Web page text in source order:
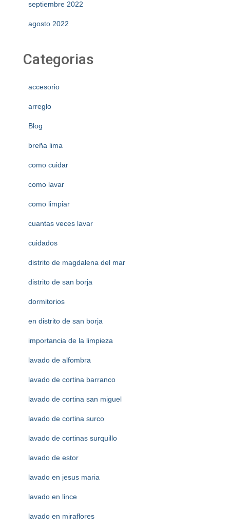
septiembre 2022
agosto 2022
Categorias
accesorio
arreglo
Blog
breña lima
como cuidar
como lavar
como limpiar
cuantas veces lavar
cuidados
distrito de magdalena del mar
distrito de san borja
dormitorios
en distrito de san borja
importancia de la limpieza
lavado de alfombra
lavado de cortina barranco
lavado de cortina san miguel
lavado de cortina surco
lavado de cortinas surquillo
lavado de estor
lavado en jesus maria
lavado en lince
lavado en miraflores